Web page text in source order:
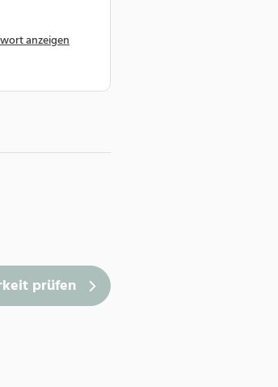
anzeigen